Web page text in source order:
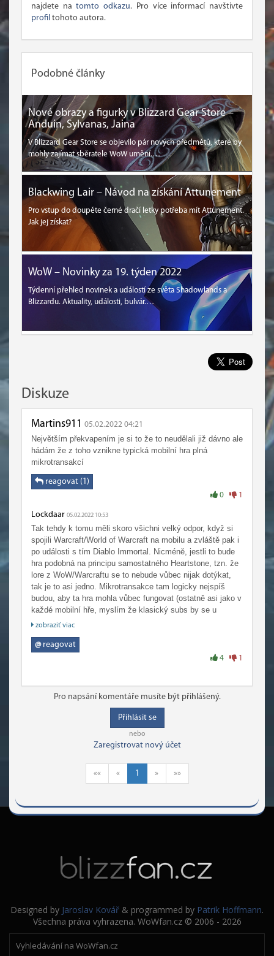
najdete natomto odkazu. Pro více informací navštivte
profil tohoto autora.
Podobné články
Nové obrazy a figurky v Blizzard Gear Store –
Anduin, Sylvanas, Jaina
V Blizzard Gear Store se objevilo pár nových předmětů, které by
mohly zajímat sběratele WoW umění.…
Blackwing Lair – Návod na získání Attunement
Pro vstup do doupěte černé dračí letky potřeba mít Attunement.
Jak jej získat?
WoW – Novinky za 19. týden 2022
Týdenní přehled novinek a událostí ze světa Shadowlands a
Blizzardu. Aktuality, události, bulvár.…
Diskuze
Martins911 05.02.2022 04:21
Největším překvapením je si to že to neudělali již dávno ale
hádám že z toho vznikne typická mobilní hra plná
mikrotransakcí
reagovat (1)
0 1
Lockdaar 05.02.2022 10:53
Tak tehdy k tomu měli skoro všichni velký odpor, když si
spojili Warcraft/World of Warcraft na mobilu a zvláště pak i
po události s tím Diablo Immortal. Nicméně, jestli to bude
hra podobná na principu samostatného Heartstone, tzn. že
lore z WoW/Warcraftu se to nebude vůbec nijak dotýkat,
tak je to asi jedno. Mikrotransakce tam logicky nejspíš
budou, aby ta hra mohla vůbec fungovat (ostatně asi jako v
každé mobilní hře, myslím že klasický subs by se u
tohohle fakt neuchytil)
zobraziť viac
@reagovat
4 1
Pro napsání komentáře musíte být přihlášený.
Přihlásit se
nebo
Zaregistrovat nový účet
«« « 1 » »»
Designed by Jaroslav Kovář & programmed by Patrik Hoffmann.
Všechna práva vyhrazena. WoWfan.cz © 2006 - 2026